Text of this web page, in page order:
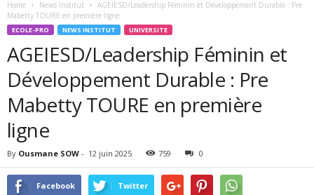
Home News Institut
AGEIESD/Leadership Féminin et Développement Durable : Pre
Mabetty TOURE en première ligne
ECOLE-PRO NEWS INSTITUT UNIVERSITE
AGEIESD/Leadership Féminin et
Développement Durable : Pre
Mabetty TOURE en première
ligne
By Ousmane SOW - 12 juin 2025 759 0
Facebook Twitter